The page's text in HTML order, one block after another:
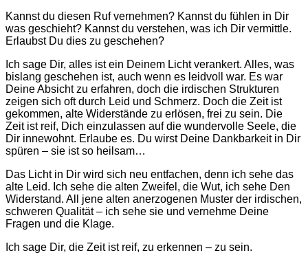
Kannst du diesen Ruf vernehmen? Kannst du fühlen in Dir
was geschieht? Kannst du verstehen, was ich Dir vermittle.
Erlaubst Du dies zu geschehen?
Ich sage Dir, alles ist ein Deinem Licht verankert. Alles, was
bislang geschehen ist, auch wenn es leidvoll war. Es war
Deine Absicht zu erfahren, doch die irdischen Strukturen
zeigen sich oft durch Leid und Schmerz. Doch die Zeit ist
gekommen, alte Widerstände zu erlösen, frei zu sein. Die
Zeit ist reif, Dich einzulassen auf die wundervolle Seele, die
Dir innewohnt. Erlaube es. Du wirst Deine Dankbarkeit in Dir
spüren – sie ist so heilsam…
Das Licht in Dir wird sich neu entfachen, denn ich sehe das
alte Leid. Ich sehe die alten Zweifel, die Wut, ich sehe Den
Widerstand. All jene alten anerzogenen Muster der irdischen,
schweren Qualität – ich sehe sie und vernehme Deine
Fragen und die Klage.
Ich sage Dir, die Zeit ist reif, zu erkennen – zu sein.